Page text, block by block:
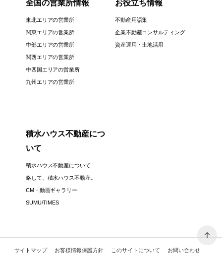
全国の営業所情報
東北エリアの営業所
関東エリアの営業所
中部エリアの営業所
関西エリアの営業所
中四国エリアの営業所
九州エリアの営業所
お役立ち情報
不動産用語集
企業不動産コンサルティング
資産運用・土地活用
積水ハウス不動産につ
いて
積水ハウス不動産について
略して、積水ハウス不動産。
CM・動画ギャラリー
SUMU/TIMES
サイトマップ お客様情報保護方針 このサイトについて お問い合わせ